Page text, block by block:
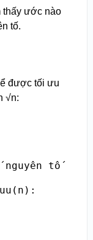
thấy ước nào
tố.
được tối ưu
√n:
tố